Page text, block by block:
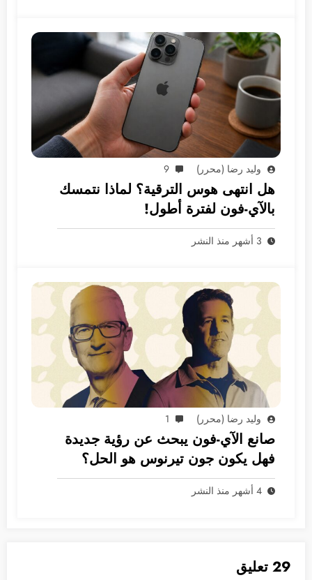
وليد رضا (محرر) 9
هل انتهى هوس الترقية؟ لماذا نتمسك
بالآي-فون لفترة أطول!
3 أشهر منذ النشر
وليد رضا (محرر) 1
صانع الآي-فون يبحث عن رؤية جديدة
فهل يكون جون تيرنوس هو الحل؟
4 أشهر منذ النشر
29 تعليق